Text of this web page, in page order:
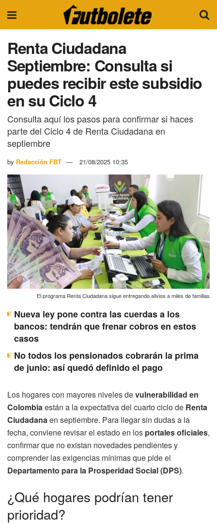
Renta Ciudadana
Septiembre: Consulta si
puedes recibir este subsidio
en su Ciclo 4
Consulta aquí los pasos para confirmar si haces
parte del Ciclo 4 de Renta Ciudadana en
septiembre
by Redacción FBT 21/08/2025 10:35
El programa Renta Ciudadana sigue entregando alivios a miles de familias
Nueva ley pone contra las cuerdas a los
bancos: tendrán que frenar cobros en estos
casos
No todos los pensionados cobrarán la prima
de junio: así quedó definido el pago
Los hogares con mayores niveles devulnerabilidad en
Colombiaestán a la expectativa del cuarto ciclo de Renta
Ciudadanaen septiembre. Para llegar sin dudas a la
fecha, conviene revisar el estado en los portales oficiales,
confirmar que no existan novedades pendientes y
comprender las exigencias mínimas que pide el
Departamento para la Prosperidad Social (DPS).
¿Qué hogares podrían tener
prioridad?